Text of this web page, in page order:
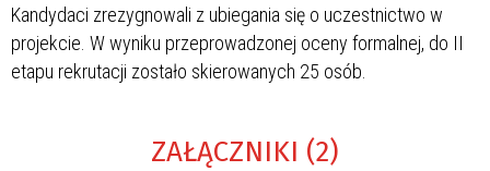
Kandydaci zrezygnowali z ubiegania się o uczestnictwo w
projekcie. W wyniku przeprowadzonej oceny formalnej, do II
etapu rekrutacji zostało skierowanych 25 osób.
ZAŁĄCZNIKI (2)